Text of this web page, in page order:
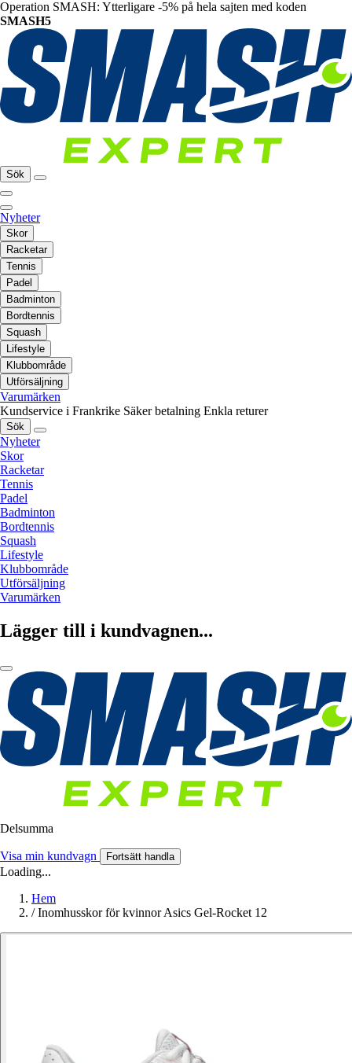
Operation SMASH: Ytterligare -5% på hela sajten med koden
SMASH5
Sök
Nyheter
Skor
Racketar
Tennis
Padel
Badminton
Bordtennis
Squash
Lifestyle
Klubbområde
Utförsäljning
Varumärken
Kundservice i Frankrike Säker betalning Enkla returer
Sök
Nyheter
Skor
Racketar
Tennis
Padel
Badminton
Bordtennis
Squash
Lifestyle
Klubbområde
Utförsäljning
Varumärken
Lägger till i kundvagnen...
Delsumma
Visa min kundvagn Fortsätt handla
Loading...
Hem
/ Inomhusskor för kvinnor Asics Gel-Rocket 12